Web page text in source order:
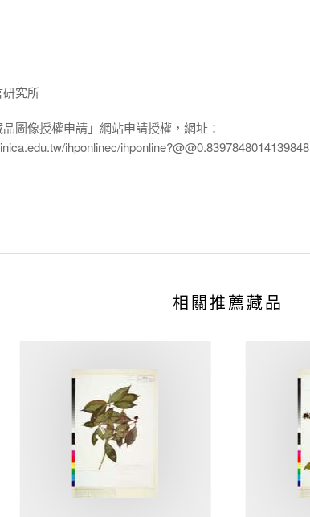
究所
圖像授權申請」網站申請授權，網址：
ihponlinec/ihponline?@@0.8397848014139848
相關推薦藏品